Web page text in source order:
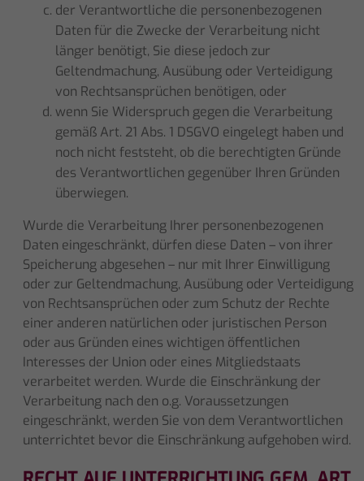
der Verantwortliche die personenbezogenen
Daten für die Zwecke der Verarbeitung nicht
länger benötigt, Sie diese jedoch zur
Geltendmachung, Ausübung oder Verteidigung
von Rechtsansprüchen benötigen, oder
wenn Sie Widerspruch gegen die Verarbeitung
gemäß Art. 21 Abs. 1 DSGVO eingelegt haben und
noch nicht feststeht, ob die berechtigten Gründe
des Verantwortlichen gegenüber Ihren Gründen
überwiegen.
Wurde die Verarbeitung Ihrer personenbezogenen
Daten eingeschränkt, dürfen diese Daten – von ihrer
Speicherung abgesehen – nur mit Ihrer Einwilligung
oder zur Geltendmachung, Ausübung oder Verteidigung
von Rechtsansprüchen oder zum Schutz der Rechte
einer anderen natürlichen oder juristischen Person
oder aus Gründen eines wichtigen öffentlichen
Interesses der Union oder eines Mitgliedstaats
verarbeitet werden. Wurde die Einschränkung der
Verarbeitung nach den o.g. Voraussetzungen
eingeschränkt, werden Sie von dem Verantwortlichen
unterrichtet bevor die Einschränkung aufgehoben wird.